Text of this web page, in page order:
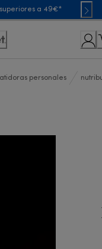
superiores a 49€*
personales